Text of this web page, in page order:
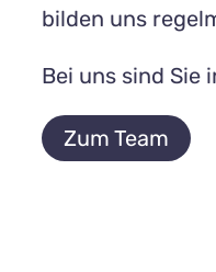
bilden uns
Bei uns sind Sie
Zum Team